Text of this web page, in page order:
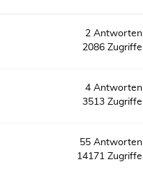
2Antworten
2086Zugriffe
4Antworten
3513Zugriffe
55Antworten
14171Zugriffe